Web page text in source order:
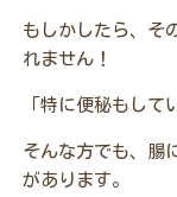
もしかしたら、そ
れません！
「特に便秘もして
そんな方でも、腸
があります。